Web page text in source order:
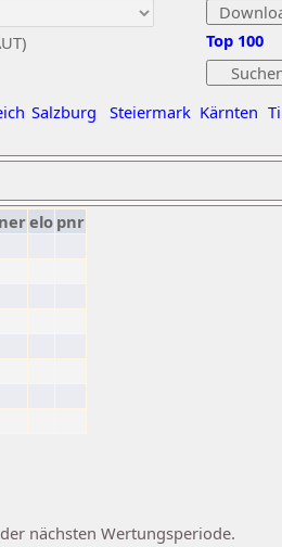
Salzburg Steiermark Kärnten
Top 100
elo pnr
nächsten Wertungsperiode.